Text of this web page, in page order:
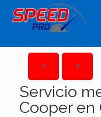
Servicio
Cooper en